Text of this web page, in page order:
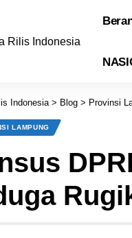
Indonesia> Blog > Provinsi
LAMPUNG